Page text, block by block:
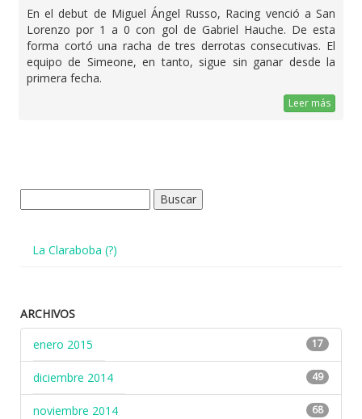
En el debut de Miguel Ángel Russo, Racing venció a San
Lorenzo por 1 a 0 con gol de Gabriel Hauche. De esta
forma cortó una racha de tres derrotas consecutivas. El
equipo de Simeone, en tanto, sigue sin ganar desde la
primera fecha.
Leer más
La Claraboba (?)
ARCHIVOS
enero 2015
17
diciembre 2014 49
noviembre 2014 68